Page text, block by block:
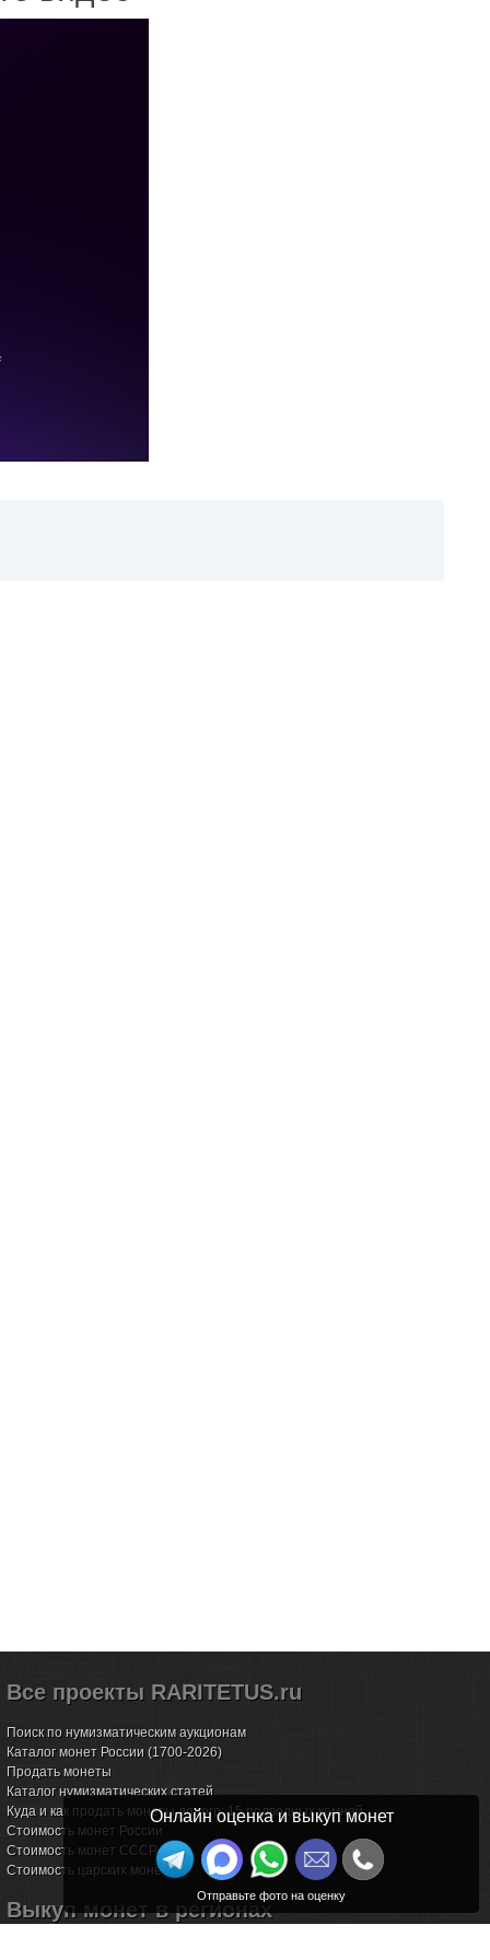
Все проекты RARITETUS.ru
Поиск по нумизматическим аукционам
Каталог монет России (1700-2026)
Продать монеты
Каталог нумизматических статей
Куда и как продать монеты дорого: 15 подводных камней
Стоимость монет России
Стоимость монет СССР
Стоимость царских монет
Выкуп монет в регионах
Онлайн оценка и выкуп монет